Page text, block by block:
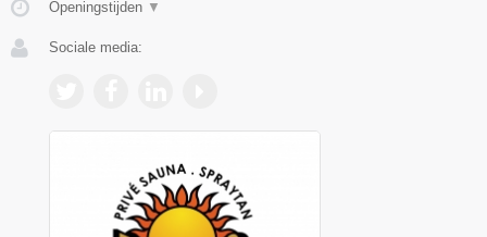
Openingstijden ▼
Sociale media: